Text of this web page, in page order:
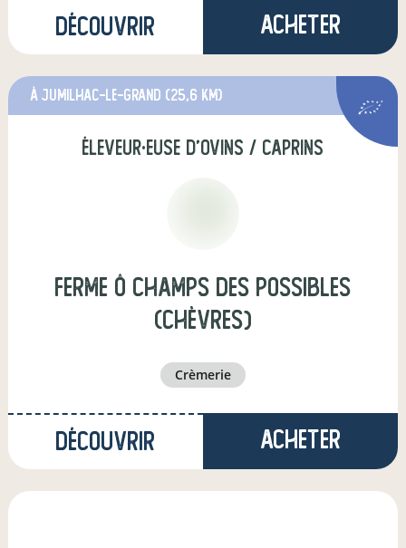
Découvrir Acheter
à Jumilhac-le-Grand (25,6 km)
éleveur·euse d'ovins / caprins
Ferme Ô champs des possibles
(chèvres)
crèmerie
Découvrir Acheter